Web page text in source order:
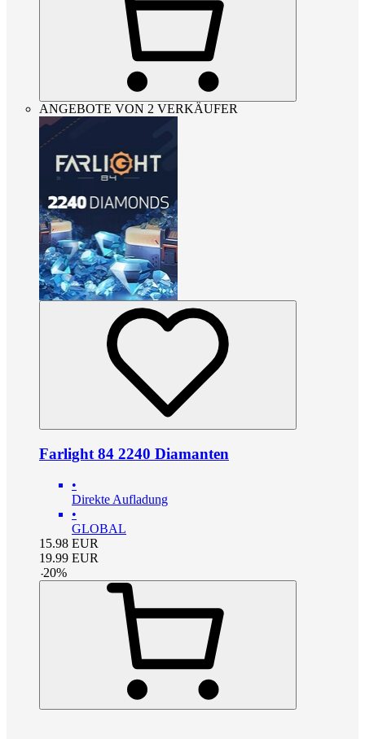
ANGEBOTE VON 2 VERKÄUFER
Farlight 84 2240 Diamanten
•
Direkte Aufladung
•
GLOBAL
15.98 EUR
19.99 EUR
-20%